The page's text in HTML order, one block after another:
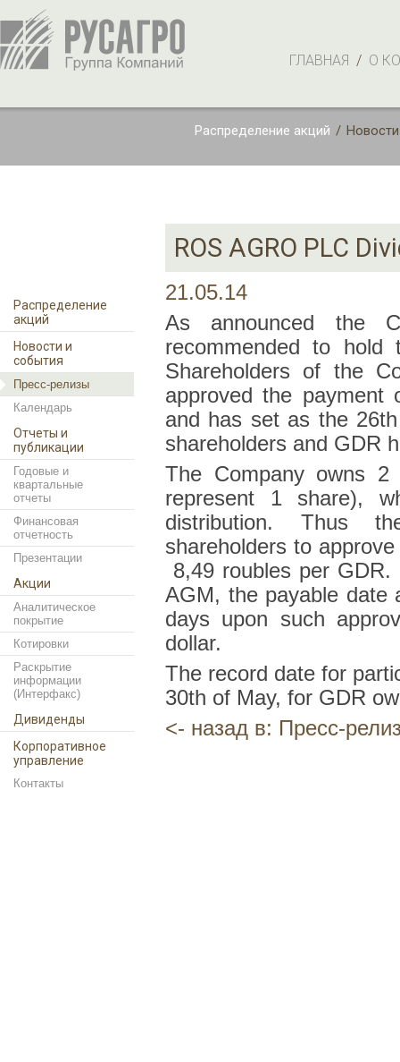
ГЛАВНАЯ / О
Распределение акций /
Распределение
акций
Новости и
события
Пресс-релизы
Календарь
Отчеты и
публикации
Годовые и
квартальные
отчеты
Финансовая
отчетность
Презентации
Акции
Аналитическое
покрытие
Котировки
Раскрытие
информации
(Интерфакс)
Дивиденды
Корпоративное
управление
Контакты
ROS AGRO PLC
21.05.14
As announced the
recommended to hold
Shareholders of the
approved the
and has set as the 26th
shareholders and GDR
The Company owns
represent 1 share),
distribution. Thus
shareholders to
8,49 roubles per
AGM, the payable date
days upon such
dollar.
The record date for
30th of May, for GDR
<- назад в: Пресс-